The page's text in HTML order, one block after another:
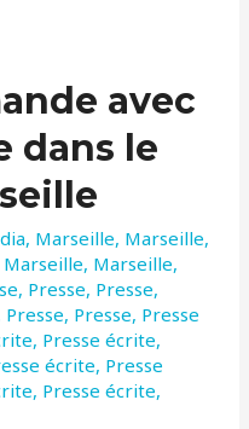
avec
dans le
, Marseille, Marseille,
Marseille, Marseille,
, Presse, Presse,
Presse, Presse, Presse
, Presse écrite,
écrite, Presse
, Presse écrite,